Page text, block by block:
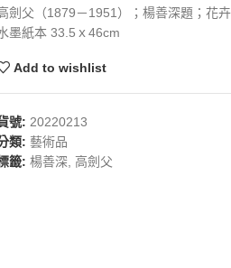
劍父（1879－1951）；楊善深題；花
墨紙本 33.5ｘ46cm
Add to wishlist
號: 20220213
類: 藝術品
籤: 楊善深, 高劍父